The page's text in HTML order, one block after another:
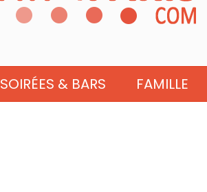
SOIRÉES & BARS FAMILLE